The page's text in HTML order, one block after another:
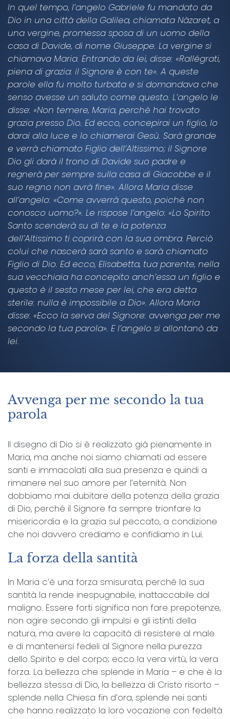
In quel tempo, l’angelo Gabriele fu mandato da
Dio in una città della Galilea, chiamata Nàzaret, a
una vergine, promessa sposa di un uomo della
casa di Davide, di nome Giuseppe. La vergine si
chiamava Maria. Entrando da lei, disse: «Rallégrati,
piena di grazia: il Signore è con te». A queste
parole ella fu molto turbata e si domandava che
senso avesse un saluto come questo. L’angelo le
disse: «Non temere, Maria, perché hai trovato
grazia presso Dio. Ed ecco, concepirai un figlio, lo
darai alla luce e lo chiamerai Gesù. Sarà grande
e verrà chiamato Figlio dell’Altissimo; il Signore
Dio gli darà il trono di Davide suo padre e
regnerà per sempre sulla casa di Giacobbe e il
suo regno non avrà fine». Allora Maria disse
all’angelo: «Come avverrà questo, poiché non
conosco uomo?». Le rispose l’angelo: «Lo Spirito
Santo scenderà su di te e la potenza
dell’Altissimo ti coprirà con la sua ombra. Perciò
colui che nascerà sarà santo e sarà chiamato
Figlio di Dio. Ed ecco, Elisabetta, tua parente, nella
sua vecchiaia ha concepito anch’essa un figlio e
questo è il sesto mese per lei, che era detta
sterile: nulla è impossibile a Dio». Allora Maria
disse: «Ecco la serva del Signore: avvenga per me
secondo la tua parola». E l’angelo si allontanò da
lei.
Avvenga per me secondo la tua
parola
Il disegno di Dio si è realizzato già pienamente in
Maria, ma anche noi siamo chiamati ad essere
santi e immacolati alla sua presenza e quindi a
rimanere nel suo amore per l’eternità. Non
dobbiamo mai dubitare della potenza della grazia
di Dio, perché il Signore fa sempre trionfare la
misericordia e la grazia sul peccato, a condizione
che noi davvero crediamo e confidiamo in Lui.
La forza della santità
In Maria c’è una forza smisurata, perché la sua
santità la rende inespugnabile, inattaccabile dal
maligno. Essere forti significa non fare prepotenze,
non agire secondo gli impulsi e gli istinti della
natura, ma avere la capacità di resistere al male
e di mantenersi fedeli al Signore nella purezza
dello Spirito e del corpo; ecco la vera virtù, la vera
forza. La bellezza che splende in Maria – e che è la
bellezza stessa di Dio, la bellezza di Cristo risorto –
splende nella Chiesa fin d’ora, splende nei santi
che hanno realizzato la loro vocazione con fedeltà